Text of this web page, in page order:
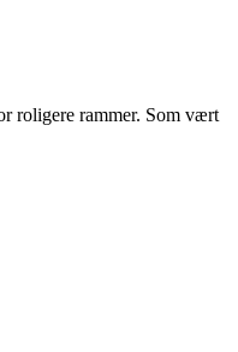
roligere rammer. Som vært